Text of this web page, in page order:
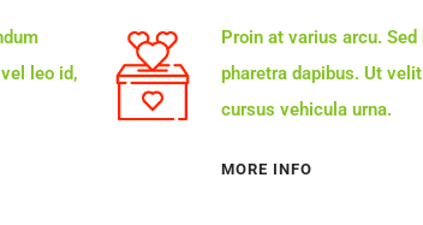
leo id,
Proin at varius arcu.
pharetra dapibus. Ut
cursus vehicula urna.
MORE INFO